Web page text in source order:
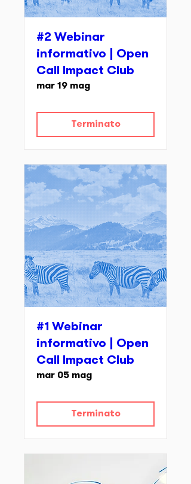
#2 Webinar
informativo | Open
Call Impact Club
mar 19 mag
Terminato
#1 Webinar
informativo | Open
Call Impact Club
mar 05 mag
Terminato